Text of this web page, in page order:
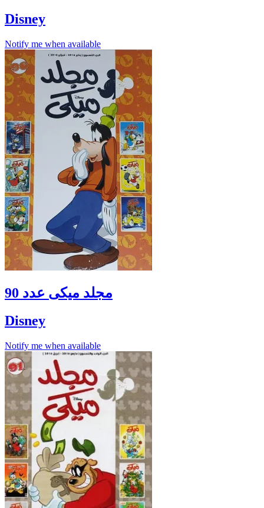
Disney
Notify me when available
مجلد ميكى عدد 90
Disney
Notify me when available